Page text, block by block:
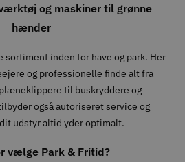
og maskiner til grønne
hænder
sortiment inden for have og park. Her
og professionelle finde alt fra
til buskryddere og
også autoriseret service og
udstyr altid yder optimalt.
vælge Park & Fritid?